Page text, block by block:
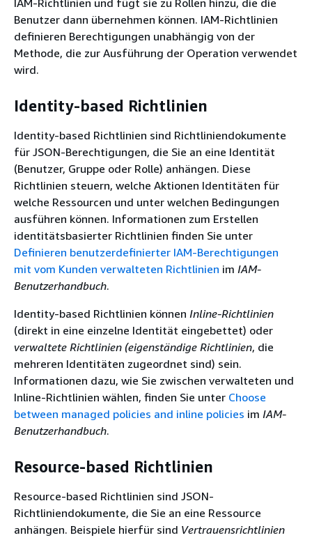
Benutzer dann übernehmen können. IAM-Richtlinien
definieren Berechtigungen unabhängig von der
Methode, die zur Ausführung der Operation verwendet
wird.
Identity-based Richtlinien
Identity-based Richtlinien sind Richtliniendokumente
für JSON-Berechtigungen, die Sie an eine Identität
(Benutzer, Gruppe oder Rolle) anhängen. Diese
Richtlinien steuern, welche Aktionen Identitäten für
welche Ressourcen und unter welchen Bedingungen
ausführen können. Informationen zum Erstellen
identitätsbasierter Richtlinien finden Sie unter
Definieren benutzerdefinierter IAM-Berechtigungen
mit vom Kunden verwalteten Richtlinien im IAM-
Benutzerhandbuch.
Identity-based Richtlinien können Inline-Richtlinien
(direkt in eine einzelne Identität eingebettet) oder
verwaltete Richtlinien (eigenständige Richtlinien, die
mehreren Identitäten zugeordnet sind) sein.
Informationen dazu, wie Sie zwischen verwalteten und
Inline-Richtlinien wählen, finden Sie unter Choose
between managed policies and inline policies im IAM-
Benutzerhandbuch.
Resource-based Richtlinien
Resource-based Richtlinien sind JSON-
Richtliniendokumente, die Sie an eine Ressource
anhängen. Beispiele hierfür sind Vertrauensrichtlinien